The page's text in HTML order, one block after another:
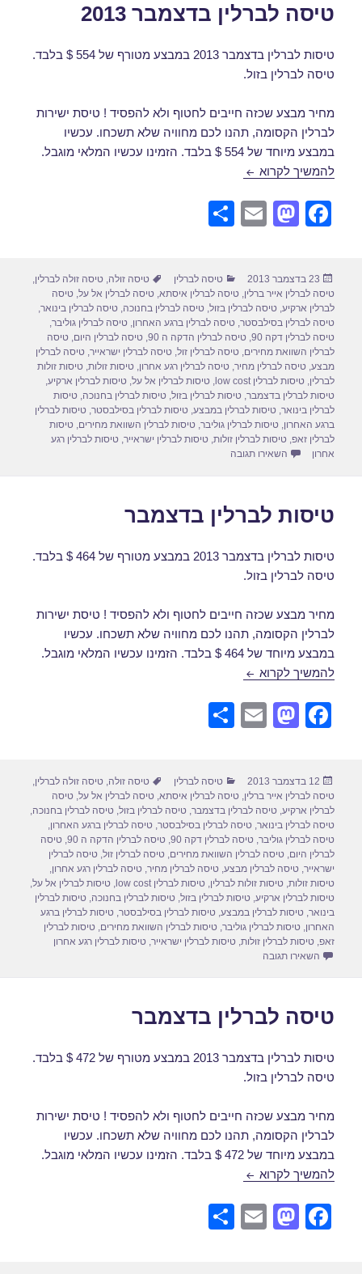
טיסה לברלין בדצמבר 2013
טיסות לברלין בדצמבר 2013 במבצע מטורף של 554 $ בלבד.
טיסה לברלין בזול.
מחיר מבצע שכזה חייבים לחטוף ולא להפסיד ! טיסת ישירות
לברלין הקסומה, תהנו לכם מחוויה שלא תשכחו. עכשיו
במבצע מיוחד של 554 $ בלבד. הזמינו עכשיו המלאי מוגבל.
להמשיך לקרוא טיסה לברלין בדצמבר 2013
F
e
b
o
o
k
M
o
d
o
n
E
e
פורסם
בתאריך
23 בדצמבר 2013 קטגוריות
טיסה לברלין תגיות
טיסה זולה,טיסה זולה לברלין,
טיסה לברלין אייר ברלין,טיסה לברלין איסתא,טיסה לברלין אל על,טיסה
לברלין ארקיע,טיסה לברלין בזול,טיסה לברלין בחנוכה,טיסה לברלין בינואר,
טיסה לברלין בסילבסטר,טיסה לברלין ברגע האחרון,טיסה לברלין גוליבר,
טיסה לברלין דקה 90
,טיסה לברלין הדקה ה 90 ,טיסה לברלין היום,טיסה
לברלין השוואת מחירים,טיסה לברלין זול,טיסה לברלין ישראייר,טיסה לברלין
מבצע,טיסה לברלין מחיר,טיסה לברלין רגע אחרון,טיסות זולות,טיסות זולות
לברלין,טיסות לברלין low cost ,טיסות לברלין אל על,טיסות לברלין ארקיע,
טיסות לברלין בדצמבר,טיסות לברלין בזול,טיסות לברלין בחנוכה,טיסות
לברלין בינואר,טיסות לברלין במבצע,טיסות לברלין בסילבסטר,טיסות לברלין
ברגע האחרון,טיסות לברלין גוליבר,טיסות לברלין השוואת מחירים,טיסות
לברלין זאפ,טיסות לברלין זולות,טיסות לברלין ישראייר,טיסות לברלין רגע
אחרון
השאירו תגובה
טיסות לברלין בדצמבר
טיסות לברלין בדצמבר 2013 במבצע מטורף של 464 $ בלבד.
טיסה לברלין בזול.
מחיר מבצע שכזה חייבים לחטוף ולא להפסיד ! טיסת ישירות
לברלין הקסומה, תהנו לכם מחוויה שלא תשכחו. עכשיו
במבצע מיוחד של 464 $ בלבד. הזמינו עכשיו המלאי מוגבל.
להמשיך לקרוא טיסות לברלין בדצמבר
F
e
b
o
o
k
M
o
d
o
n
E
e
פורסם
בתאריך
12 בדצמבר 2013 קטגוריות
טיסה לברלין תגיות
טיסה זולה ,טיסה זולה לברלין
טיסה לברלין אייר ברלין ,טיסה לברלין איסתא ,טיסה לברלין אל על ,טיסה
לברלין ארקיע ,טיסה לברלין בדצמבר ,טיסה לברלין בזול ,טיסה לברלין בחנוכה
טיסה לברלין בינואר ,טיסה לברלין בסילבסטר ,טיסה לברלין ברגע האחרון
טיסה לברלין גוליבר ,טיסה לברלין דקה 90 ,טיסה לברלין הדקה ה 90 ,טיסה
לברלין היום ,טיסה לברלין השוואת מחירים ,טיסה לברלין זול ,טיסה לברלין
ישראייר ,טיסה לברלין מבצע ,טיסה לברלין מחיר ,טיסה לברלין רגע אחרון
טיסות זולות ,טיסות זולות לברלין ,טיסות לברלין low cost ,טיסות לברלין אל על
טיסות לברלין ארקיע ,טיסות לברלין בזול ,טיסות לברלין בחנוכה ,טיסות לברלין
בינואר ,טיסות לברלין במבצע ,טיסות לברלין בסילבסטר ,טיסות לברלין ברגע
האחרון ,טיסות לברלין גוליבר ,טיסות לברלין השוואת מחירים ,טיסות לברלין
זאפ ,טיסות לברלין זולות ,טיסות לברלין ישראייר ,טיסות לברלין רגע אחרון
השאירו תגובה
טיסה לברלין בדצמבר
טיסות לברלין בדצמבר 2013 במבצע מטורף של 472 $ בלבד.
טיסה לברלין בזול.
מחיר מבצע שכזה חייבים לחטוף ולא להפסיד ! טיסת ישירות
לברלין הקסומה, תהנו לכם מחוויה שלא תשכחו. עכשיו
במבצע מיוחד של 472 $ בלבד. הזמינו עכשיו המלאי מוגבל.
להמשיך לקרוא טיסה לברלין בדצמבר
F
M
E